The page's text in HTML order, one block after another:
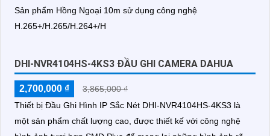
Sản phẩm Hồng Ngoại 10m sử dụng công nghệ
H.265+/H.265/H.264+/H
DHI-NVR4104HS-4KS3 ĐẦU GHI CAMERA DAHUA
2,700,000 ₫
3,865,000 ₫
Thiết bị Đầu Ghi Hình IP Sắc Nét DHI-NVR4104HS-4KS3 là
một sản phẩm chất lượng cao, được thiết kế với công nghệ